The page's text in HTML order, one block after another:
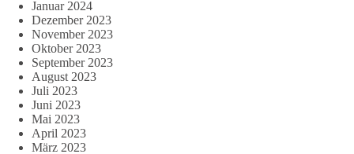
Januar 2024
Dezember 2023
November 2023
Oktober 2023
September 2023
August 2023
Juli 2023
Juni 2023
Mai 2023
April 2023
März 2023